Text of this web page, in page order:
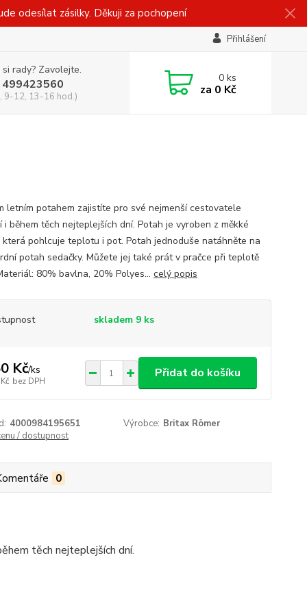
odesílat zásilky. Děkuji za pochopení
Přihlášení
rady? Zavolejte.
9-12, 13-16 hod.)
0ks
za 0 Kč
letním potahem zajistíte pro své nejmenší cestovatele
i během těch nejteplejších dní. Potah je vyroben z měkké
která pohlcuje teplotu i pot. Potah jednoduše natáhněte na
potah sedačky. Můžete jej také prát v pračce při teplotě
80% bavlna, 20% Polyes... celý popis
skladem 9 ks
Kč/ks
bez DPH
Přidat do košíku
4000984195651 Výrobce: Britax Römer
/ dostupnost
0
těch nejteplejších dní.